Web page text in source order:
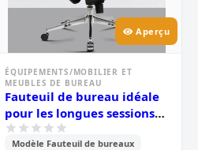
Aperçu
ÉQUIPEMENTS/MOBILIER ET
MEUBLES DE BUREAU
Fauteuil de bureau idéale
pour les longues sessions
assises
Modèle Fauteuil de bureaux